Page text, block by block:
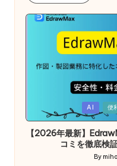
in
AI 便
【2026年最新】
コミを徹底検
Posted
By miho